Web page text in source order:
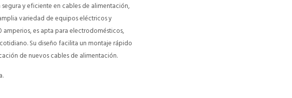
y eficiente en cables de alimentación,
variedad de equipos eléctricos y
es apta para electrodomésticos,
Su diseño facilita un montaje rápido
de nuevos cables de alimentación.